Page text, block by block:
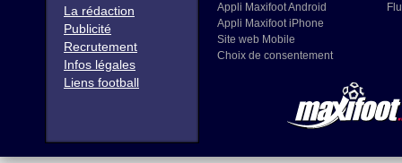
La rédaction
Publicité
Recrutement
Infos légales
Liens football
Appli Maxifoot Android
Appli Maxifoot iPhone
Site web Mobile
Choix de consentement